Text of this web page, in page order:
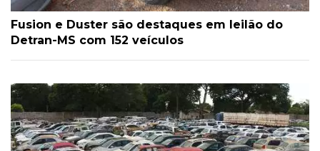
Fusion e Duster são destaques em leilão do
Detran-MS com 152 veículos